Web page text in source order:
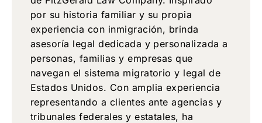
por su historia familiar y su propia
experiencia con inmigración, brinda
asesoría legal dedicada y personalizada a
personas, familias y empresas que
navegan el sistema migratorio y legal de
Estados Unidos. Con amplia experiencia
representando a clientes ante agencias y
tribunales federales y estatales, ha